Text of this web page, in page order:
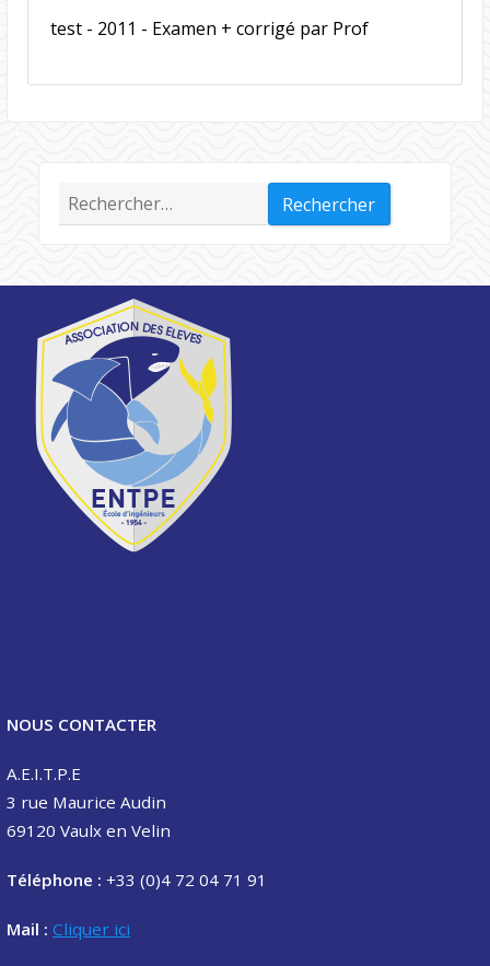
test - 2011 - Examen + corrigé par Prof
Rechercher :
NOUS CONTACTER
A.E.I.T.P.E
3 rue Maurice Audin
69120 Vaulx en Velin
Téléphone : +33 (0)4 72 04 71 91
Mail : Cliquer ici